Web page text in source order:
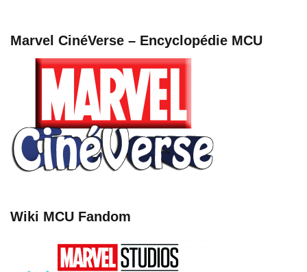
Marvel CinéVerse – Encyclopédie MCU
Wiki MCU Fandom